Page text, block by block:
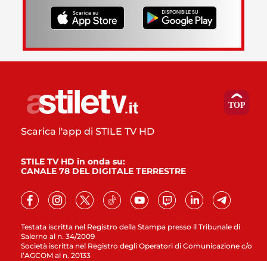
Testata iscritta nel Registro della Stampa presso il Tribunale di
Salerno al n. 34/2009
Società iscritta nel Registro degli Operatori di Comunicazione c/o
l’AGCOM al n. 20133
Scarica l'app di STILE TV HD
STILE TV HD in onda su:
CANALE 78 DEL DIGITALE TERRESTRE